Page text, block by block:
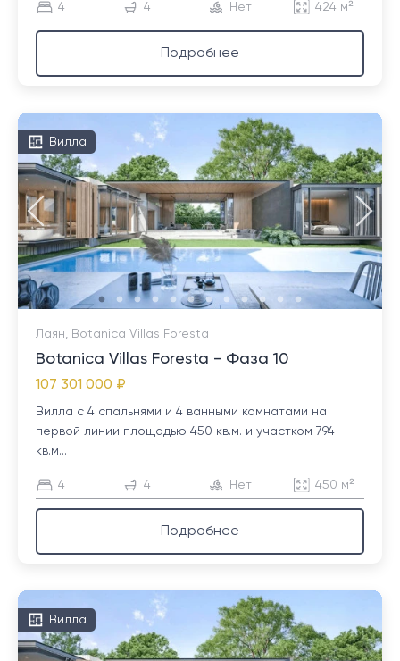
4 4 Нет 424 м²
Подробнее
Вилла
Лаян, Botanica Villas Foresta
Botanica Villas Foresta - Фаза 10
107 301 000 ₽
Вилла с 4 спальнями и 4 ванными комнатами на
первой линии площадью 450 кв.м. и участком 794
кв.м...
4 4 Нет 450 м²
Подробнее
Вилла